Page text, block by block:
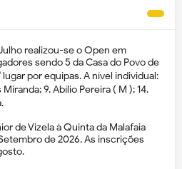
realizou-se o Open em
sendo 5 da Casa do Povo de
por equipas. A nível individual:
9. Abílio Pereira ( M ); 14.
de Vizela à Quinta da Malafaia
de 2026. As inscrições